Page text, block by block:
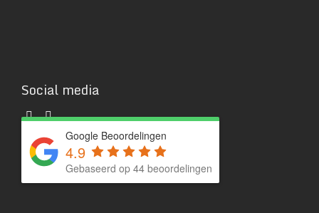
Social media
Google Beoordelingen
4.9
Gebaseerd op 44 beoordelingen